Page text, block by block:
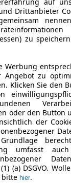
auf
Drittanbieter
zu
Werbung
Angebot zu
Klicken Sie den
oder den Button
der
umfasst
(a) DSGVO.
bitte hier.